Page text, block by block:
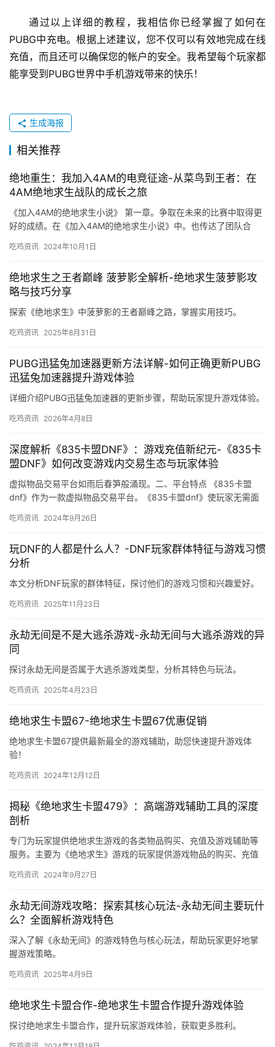
通过以上详细的教程，我相信你已经掌握了如何在
PUBG中充电。根据上述建议，您不仅可以有效地完成在线
充值，而且还可以确保您的帐户的安全。我希望每个玩家都
能享受到PUBG世界中手机游戏带来的快乐！
生成海报
相关推荐
绝地重生：我加入4AM的电竞征途-从菜鸟到王者：在
4AM绝地求生战队的成长之旅
《加入4AM的绝地求生小说》 第一章。争取在未来的比赛中取得更
好的成绩。在《加入4AM的绝地求生小说》中。也传达了团队合
吃鸡资讯 2024年10月1日
绝地求生之王者巅峰 菠萝影全解析-绝地求生菠萝影攻
略与技巧分享
探索《绝地求生》中菠萝影的王者巅峰之路，掌握实用技巧。
吃鸡资讯 2025年8月31日
PUBG迅猛兔加速器更新方法详解-如何正确更新PUBG
迅猛兔加速器提升游戏体验
详细介绍PUBG迅猛兔加速器的更新步骤，帮助玩家提升游戏体验。
吃鸡资讯 2026年4月8日
深度解析《835卡盟DNF》：游戏充值新纪元-《835卡
盟DNF》如何改变游戏内交易生态与玩家体验
虚拟物品交易平台如雨后春笋般涌现。二、平台特点 《835卡盟
dnf》作为一款虚拟物品交易平台。《835卡盟dnf》使玩家无需面
吃鸡资讯 2024年9月26日
玩DNF的人都是什么人？-DNF玩家群体特征与游戏习惯
分析
本文分析DNF玩家的群体特征，探讨他们的游戏习惯和兴趣爱好。
吃鸡资讯 2025年11月23日
永劫无间是不是大逃杀游戏-永劫无间与大逃杀游戏的异
同
探讨永劫无间是否属于大逃杀游戏类型，分析其特色与玩法。
吃鸡资讯 2025年4月23日
绝地求生卡盟67-绝地求生卡盟67优惠促销
绝地求生卡盟67提供最新最全的游戏辅助，助您快速提升游戏体
验！
吃鸡资讯 2024年12月12日
揭秘《绝地求生卡盟479》：高端游戏辅助工具的深度
剖析
专门为玩家提供绝地求生游戏的各类物品购买、充值及游戏辅助等
服务。主要为《绝地求生》游戏的玩家提供游戏物品的购买、充值
吃鸡资讯 2024年9月27日
永劫无间游戏攻略：探索其核心玩法-永劫无间主要玩什
么？全面解析游戏特色
深入了解《永劫无间》的游戏特色与核心玩法，帮助玩家更好地掌
握游戏策略。
吃鸡资讯 2025年4月9日
绝地求生卡盟合作-绝地求生卡盟合作提升游戏体验
探讨绝地求生卡盟合作，提升玩家游戏体验，获取更多胜利。